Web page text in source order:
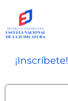
contenido
¡Inscríbete!
Search